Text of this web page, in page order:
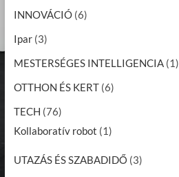
INNOVÁCIÓ(6)
Ipar(3)
MESTERSÉGES INTELLIGENCIA(1)
OTTHON ÉS KERT(6)
TECH (76)
Kollaboratív robot (1)
UTAZÁS ÉS SZABADIDŐ (3)